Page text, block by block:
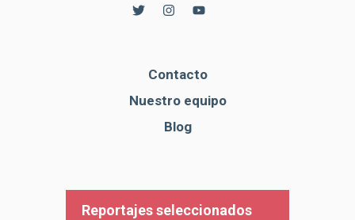
Contacto
Nuestro equipo
Blog
Reportajes seleccionados